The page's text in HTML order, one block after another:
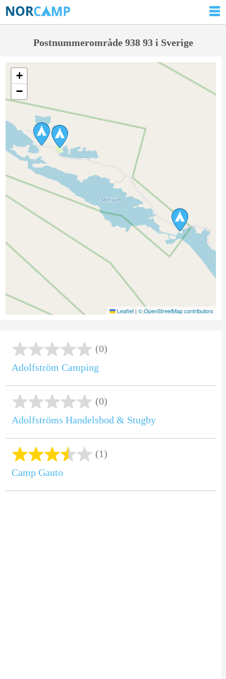
Postnummerområde 938 93 i Sverige
+
−
Leaflet | © OpenStreetMap contributors
(0)
Adolfström Camping
(0)
Adolfströms Handelsbod & Stugby
(1)
Camp Gauto